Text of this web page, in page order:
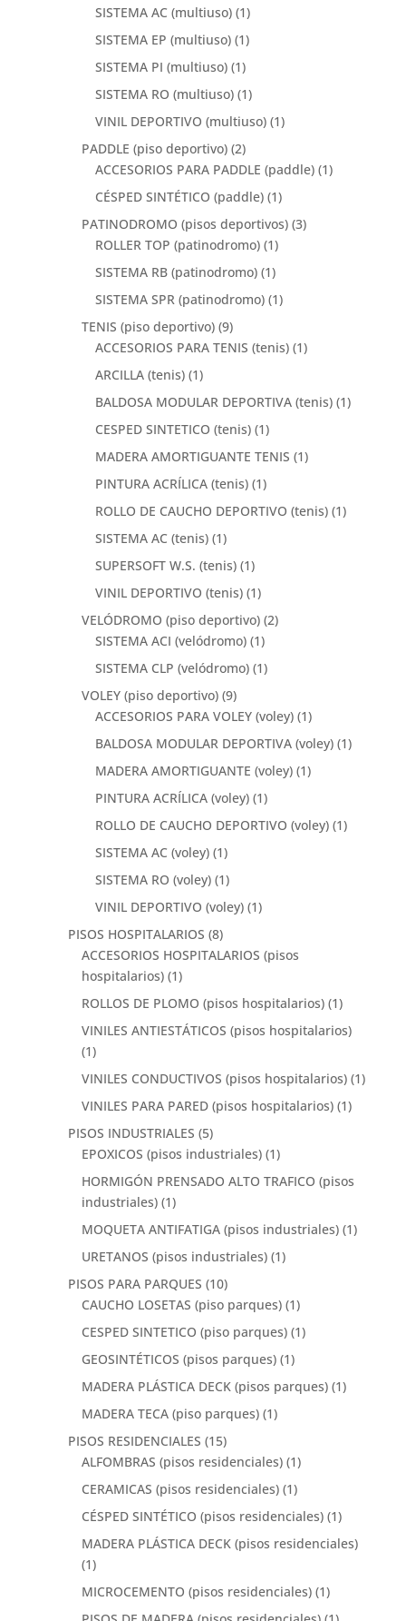
SISTEMA AC (multiuso) (1)
SISTEMA EP (multiuso) (1)
SISTEMA PI (multiuso) (1)
SISTEMA RO (multiuso) (1)
VINIL DEPORTIVO (multiuso) (1)
PADDLE (piso deportivo) (2)
ACCESORIOS PARA PADDLE (paddle) (1)
CÉSPED SINTÉTICO (paddle) (1)
PATINODROMO (pisos deportivos) (3)
ROLLER TOP (patinodromo) (1)
SISTEMA RB (patinodromo) (1)
SISTEMA SPR (patinodromo) (1)
TENIS (piso deportivo) (9)
ACCESORIOS PARA TENIS (tenis) (1)
ARCILLA (tenis) (1)
BALDOSA MODULAR DEPORTIVA (tenis) (1)
CESPED SINTETICO (tenis) (1)
MADERA AMORTIGUANTE TENIS (1)
PINTURA ACRÍLICA (tenis) (1)
ROLLO DE CAUCHO DEPORTIVO (tenis) (1)
SISTEMA AC (tenis) (1)
SUPERSOFT W.S. (tenis) (1)
VINIL DEPORTIVO (tenis) (1)
VELÓDROMO (piso deportivo) (2)
SISTEMA ACI (velódromo) (1)
SISTEMA CLP (velódromo) (1)
VOLEY (piso deportivo) (9)
ACCESORIOS PARA VOLEY (voley) (1)
BALDOSA MODULAR DEPORTIVA (voley) (1)
MADERA AMORTIGUANTE (voley) (1)
PINTURA ACRÍLICA (voley) (1)
ROLLO DE CAUCHO DEPORTIVO (voley) (1)
SISTEMA AC (voley) (1)
SISTEMA RO (voley) (1)
VINIL DEPORTIVO (voley) (1)
PISOS HOSPITALARIOS (8)
ACCESORIOS HOSPITALARIOS (pisos
hospitalarios) (1)
ROLLOS DE PLOMO (pisos hospitalarios) (1)
VINILES ANTIESTÁTICOS (pisos hospitalarios)
(1)
VINILES CONDUCTIVOS (pisos hospitalarios) (1)
VINILES PARA PARED (pisos hospitalarios) (1)
PISOS INDUSTRIALES (5)
EPOXICOS (pisos industriales) (1)
HORMIGÓN PRENSADO ALTO TRAFICO (pisos
industriales) (1)
MOQUETA ANTIFATIGA (pisos industriales) (1)
URETANOS (pisos industriales) (1)
PISOS PARA PARQUES (10)
CAUCHO LOSETAS (piso parques) (1)
CESPED SINTETICO (piso parques) (1)
GEOSINTÉTICOS (pisos parques) (1)
MADERA PLÁSTICA DECK (pisos parques) (1)
MADERA TECA (piso parques) (1)
PISOS RESIDENCIALES (15)
ALFOMBRAS (pisos residenciales) (1)
CERAMICAS (pisos residenciales) (1)
CÉSPED SINTÉTICO (pisos residenciales) (1)
MADERA PLÁSTICA DECK (pisos residenciales)
(1)
MICROCEMENTO (pisos residenciales) (1)